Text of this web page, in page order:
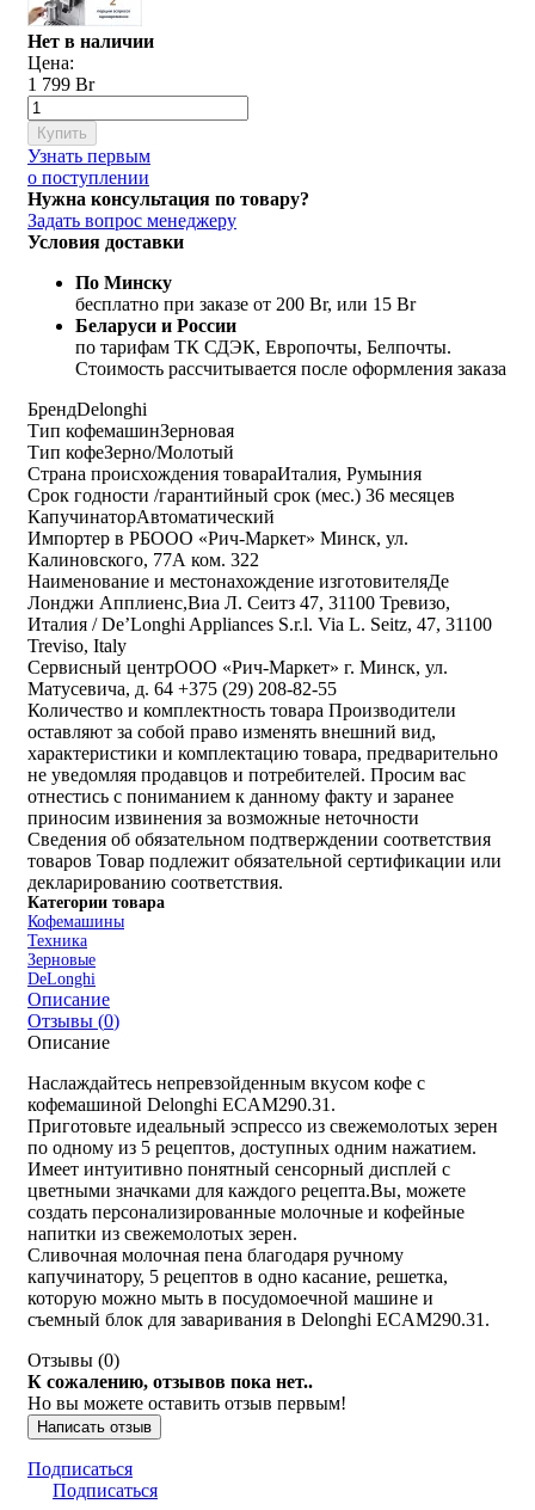
Нет в наличии
Цена:
1 799 Br
Купить
Узнать первым
о поступлении
Нужна консультация по товару?
Задать вопрос менеджеру
Условия доставки
По Минску
бесплатно при заказе от 200 Br, или 15 Br
Беларуси и России
по тарифам ТК СДЭК, Европочты, Белпочты.
Стоимость рассчитывается после оформления заказа
БрендDelonghi
Тип кофемашинЗерновая
Тип кофеЗерно/Молотый
Страна происхождения товараИталия, Румыния
Срок годности /гарантийный срок (мес.) 36 месяцев
КапучинаторАвтоматический
Импортер в РБООО «Рич-Маркет» Минск, ул.
Калиновского, 77А ком. 322
Наименование и местонахождение изготовителяДе
Лонджи Апплиенс,Виа Л. Сеитз 47, 31100 Тревизо,
Италия / De’Longhi Appliances S.r.l. Via L. Seitz, 47, 31100
Treviso, Italy
Cервисный центрООО «Рич-Маркет» г. Минск, ул.
Матусевича, д. 64 +375 (29) 208-82-55
Количество и комплектность товара Производители
оставляют за собой право изменять внешний вид,
характеристики и комплектацию товара, предварительно
не уведомляя продавцов и потребителей. Просим вас
отнестись с пониманием к данному факту и заранее
приносим извинения за возможные неточности
Сведения об обязательном подтверждении соответствия
товаров Товар подлежит обязательной сертификации или
декларированию соответствия.
Категории товара
Кофемашины
Техника
Зерновые
DeLonghi
Описание
Отзывы (0)
Описание
Наслаждайтесь непревзойденным вкусом кофе с
кофемашиной Delonghi ECAM290.31.
Приготовьте идеальный эспрессо из свежемолотых зерен
по одному из 5 рецептов, доступных одним нажатием.
Имеет интуитивно понятный сенсорный дисплей с
цветными значками для каждого рецепта.Вы, можете
создать персонализированные молочные и кофейные
напитки из свежемолотых зерен.
Сливочная молочная пена благодаря ручному
капучинатору, 5 рецептов в одно касание, решетка,
которую можно мыть в посудомоечной машине и
съемный блок для заваривания в Delonghi ECAM290.31.
Отзывы (0)
К сожалению, отзывов пока нет..
Но вы можете оставить отзыв первым!
Написать отзыв
Подписаться
Подписаться